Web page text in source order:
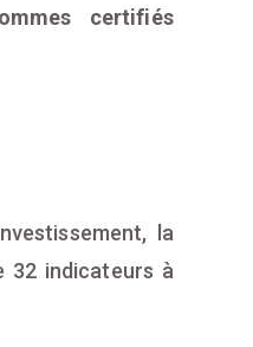
certifiés
la
32 indicateurs à